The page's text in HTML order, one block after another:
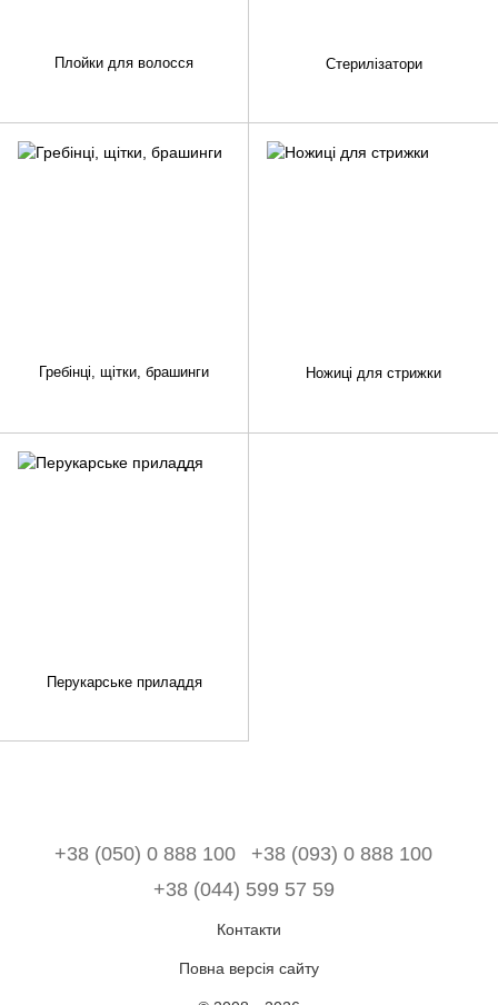
Плойки для волосся Стерилізатори
Гребінці, щітки, брашинги Ножиці для стрижки
Перукарське приладдя
+38 (050) 0 888 100
+38 (093) 0 888 100
+38 (044) 599 57 59
Контакти
Повна версія сайту